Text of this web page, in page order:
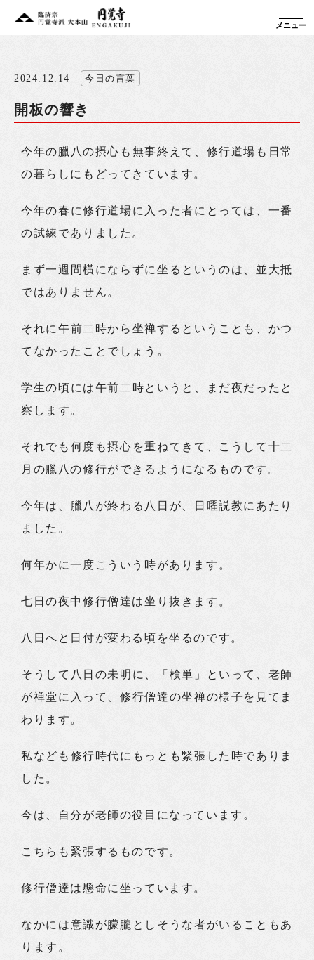
メニュー
2024.12.14 今日の言葉
開板の響き
今年の臘八の摂心も無事終えて、修行道場も日常
の暮らしにもどってきています。
今年の春に修行道場に入った者にとっては、一番
の試練でありました。
まず一週間橫にならずに坐るというのは、並大抵
ではありません。
それに午前二時から坐禅するということも、かつ
てなかったことでしょう。
学生の頃には午前二時というと、まだ夜だったと
察します。
それでも何度も摂心を重ねてきて、こうして十二
月の臘八の修行ができるようになるものです。
今年は、臘八が終わる八日が、日曜説教にあたり
ました。
何年かに一度こういう時があります。
七日の夜中修行僧達は坐り抜きます。
八日へと日付が変わる頃を坐るのです。
そうして八日の未明に、「検単」といって、老師
が禅堂に入って、修行僧達の坐禅の様子を見てま
わります。
私なども修行時代にもっとも緊張した時でありま
した。
今は、自分が老師の役目になっています。
こちらも緊張するものです。
修行僧達は懸命に坐っています。
なかには意識が朦朧としそうな者がいることもあ
ります。